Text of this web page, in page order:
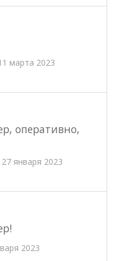
марта 2023
оперативно,
января 2023
2023